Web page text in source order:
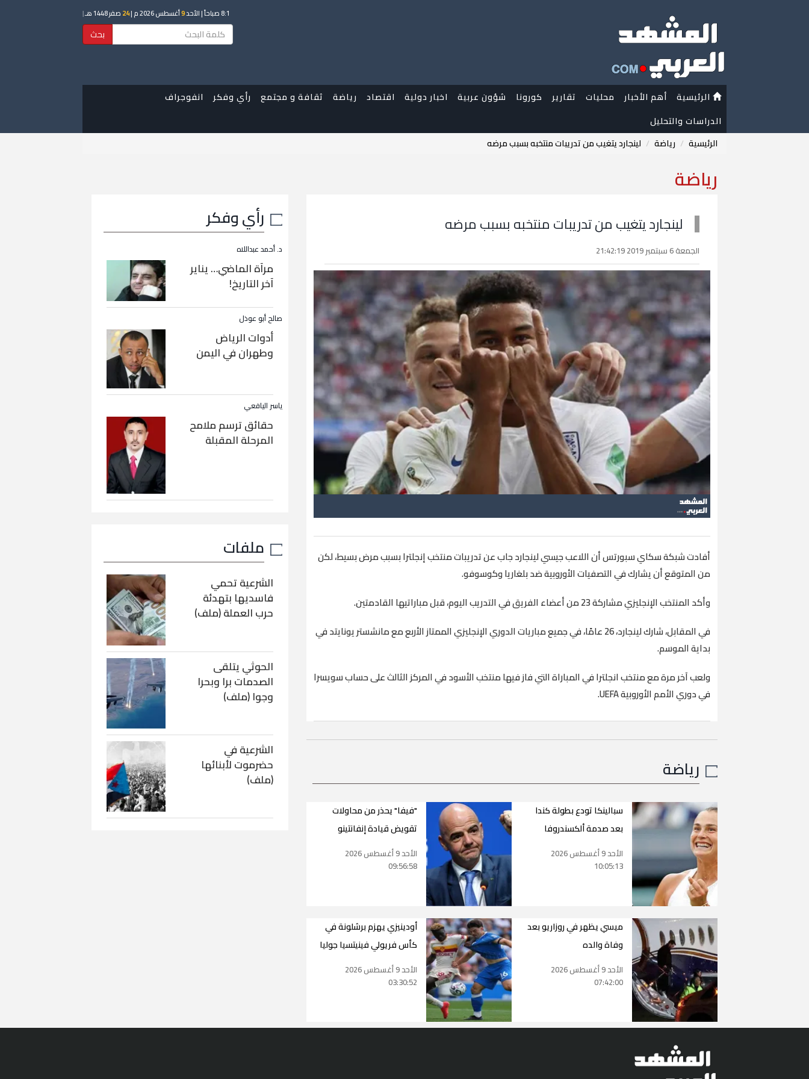
8:1 صباحاً | الأحد9أغسطس 2026 م | 24 صفر 1448 هـ |
بحث
الرئيسية أهم الأخبار محليات تقارير كورونا شؤون عربية اخبار دولية اقتصاد رياضة ثقافة و مجتمع رأي وفكر
انفوجراف
الدراسات والتحليل
الرئيسية
رياضة لينجارد يتغيب من تدريبات منتخبه بسبب مرضه
رياضة
لينجارد يتغيب من تدريبات منتخبه بسبب مرضه
الجمعة 6 سبتمبر 2019 21:42:19
أفادت شبكة سكاي سبورتس أن اللاعب جيسي لينجارد جاب عن تدريبات منتخب إنجلترا بسبب مرض بسيط، لكن
من المتوقع أن يشارك في التصفيات الأوروبية ضد بلغاريا وكوسوفو.
وأكد المنتخب الإنجليزي مشاركة 23 من أعضاء الفريق في التدريب اليوم، قبل مباراتيها القادمتين.
في المقابل، شارك لينجارد، 26 عامًا، في جميع مباريات الدوري الإنجليزي الممتاز الأربع مع مانشستر يونايتد في
بداية الموسم.
ولعب آخر مرة مع منتخب انجلترا في المباراة التي فاز فيها منتخب الأسود في المركز الثالث على حساب سويسرا
في دوري الأمم الأوروبية UEFA.
رياضة
سبالينكا تودع بطولة كندا
بعد صدمة ألكسندروفا
الأحد 9 أغسطس 2026
10:05:13
"فيفا" يحذر من محاولات
تقويض قيادة إنفانتينو
الأحد 9 أغسطس 2026
09:56:58
ميسي يظهر في روزاريو بعد
وفاة والده
الأحد 9 أغسطس 2026
07:42:00
أودينيزي يهزم برشلونة في
كأس فريولي فينيتسيا جوليا
الأحد 9 أغسطس 2026
03:30:52
رأي وفكر
د. أحمد عبداللاه
مرآة الماضي… يناير
آخر التاريخ!
صالح أبو عوذل
أدوات الرياض
وطهران في اليمن
ياسر اليافعي
حقائق ترسم ملامح
المرحلة المقبلة
ملفات
الشرعية تحمي
فاسديها بتهدئة
حرب العملة (ملف)
الحوثي يتلقى
الصدمات برا وبحرا
وجوا (ملف)
الشرعية في
حضرموت لأبنائها
(ملف)